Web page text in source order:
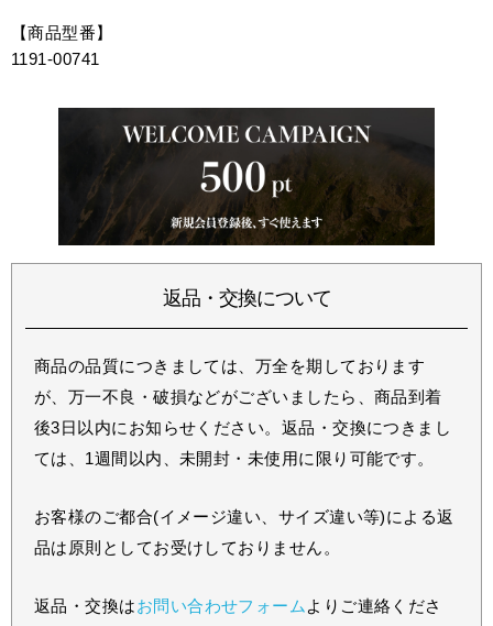
【商品型番】
1191-00741
返品・交換について
商品の品質につきましては、万全を期しております
が、万一不良・破損などがございましたら、商品到着
後3日以内にお知らせください。返品・交換につきまし
ては、1週間以内、未開封・未使用に限り可能です。
お客様のご都合(イメージ違い、サイズ違い等)による返
品は原則としてお受けしておりません。
返品・交換はお問い合わせフォーム よりご連絡くださ